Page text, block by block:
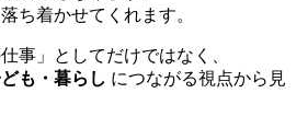
ち着かせてくれます。
事」としてだけではなく、
も・暮らし につながる視点から見